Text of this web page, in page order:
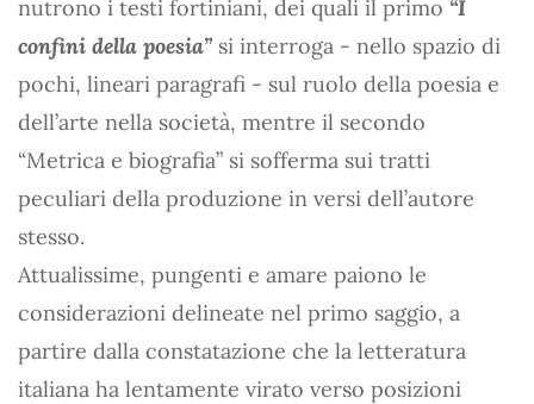
nutrono i testi fortiniani, dei quali il primo “I
confini della poesia” si interroga - nello spazio di
pochi, lineari paragrafi - sul ruolo della poesia e
dell’arte nella società, mentre il secondo
“Metrica e biografia” si sofferma sui tratti
peculiari della produzione in versi dell’autore
stesso.
Attualissime, pungenti e amare paiono le
considerazioni delineate nel primo saggio, a
partire dalla constatazione che la letteratura
italiana ha lentamente virato verso posizioni